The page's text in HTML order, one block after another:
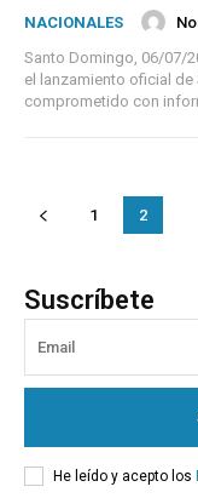
NACIONALES
Santo Domingo, 06/07/
el lanzamiento oficial de
comprometido con
1 2
Suscríbete
He leído y acepto los